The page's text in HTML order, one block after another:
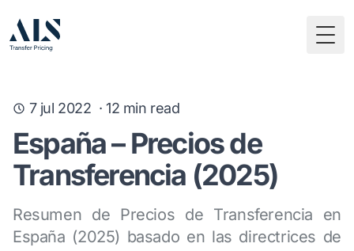
7 jul 2022 ·12 min read
España – Precios de
Transferencia (2025)
Resumen de Precios de Transferencia en
España (2025) basado en las directrices de